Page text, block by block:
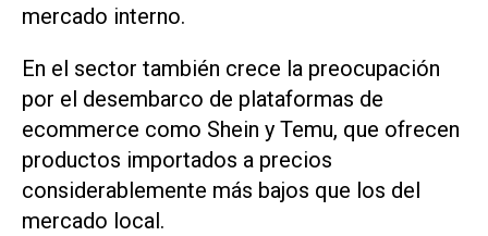
mercado interno.
En el sector también crece la preocupación
por el desembarco de plataformas de
ecommerce como Shein y Temu, que ofrecen
productos importados a precios
considerablemente más bajos que los del
mercado local.